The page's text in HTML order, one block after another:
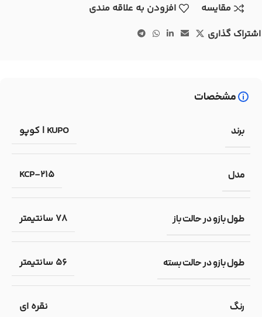
مقایسه
افزودن به علاقه مندی
اشتراک گذاری
مشخصات
برند KUPO | کوپو
مدل KCP-215
طول بازو در حالت باز 78 سانتیمتر
طول بازو در حالت بسته 56 سانتیمتر
رنگ نقره ای